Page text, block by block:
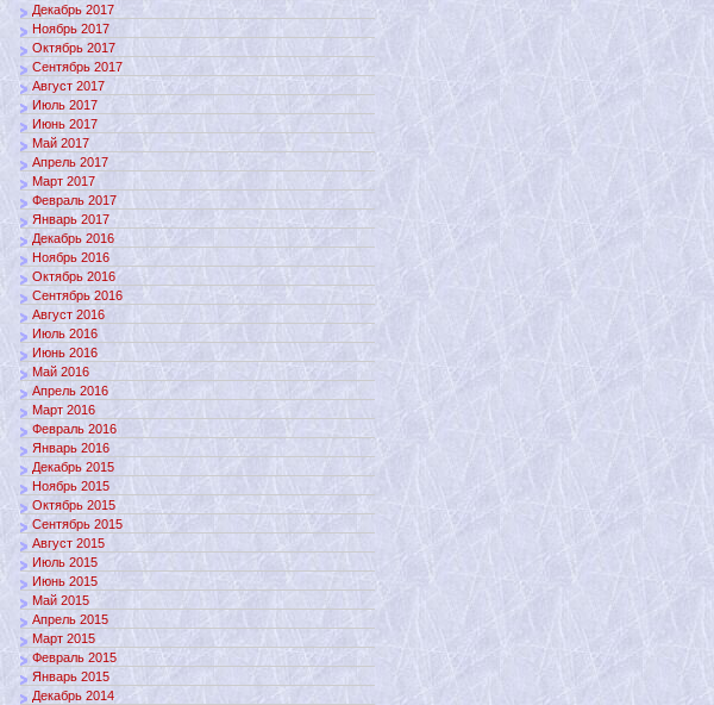
Декабрь 2017
Ноябрь 2017
Октябрь 2017
Сентябрь 2017
Август 2017
Июль 2017
Июнь 2017
Май 2017
Апрель 2017
Март 2017
Февраль 2017
Январь 2017
Декабрь 2016
Ноябрь 2016
Октябрь 2016
Сентябрь 2016
Август 2016
Июль 2016
Июнь 2016
Май 2016
Апрель 2016
Март 2016
Февраль 2016
Январь 2016
Декабрь 2015
Ноябрь 2015
Октябрь 2015
Сентябрь 2015
Август 2015
Июль 2015
Июнь 2015
Май 2015
Апрель 2015
Март 2015
Февраль 2015
Январь 2015
Декабрь 2014